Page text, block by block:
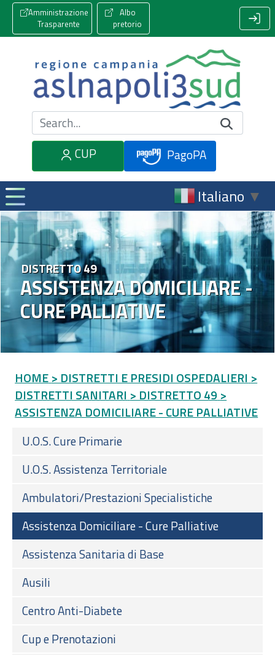
Amministrazione
Trasparente
Albo
pretorio
Cerca nel sito
CUP
PagoPA
Italiano ▼
ASSISTENZA DOMICILIARE -
CURE PALLIATIVE
DISTRETTO 49
HOME > DISTRETTI E PRESIDI OSPEDALIERI >
DISTRETTI SANITARI > DISTRETTO 49 >
ASSISTENZA DOMICILIARE - CURE PALLIATIVE
U.O.S. Cure Primarie
U.O.S. Assistenza Territoriale
Ambulatori/Prestazioni Specialistiche
Assistenza Domiciliare - Cure Palliative
Assistenza Sanitaria di Base
Ausili
Centro Anti-Diabete
Cup e Prenotazioni